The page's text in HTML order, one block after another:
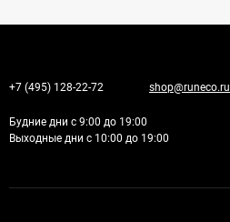
+7 (495) 128-22-72 shop@runeco.ru
Будние дни с 9:00 до 19:00
Выходные дни с 10:00 до 19:00